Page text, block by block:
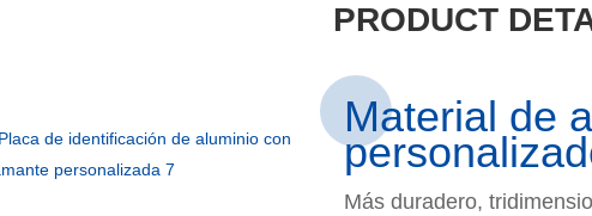
PRODUCT
Material de
Más duradero,